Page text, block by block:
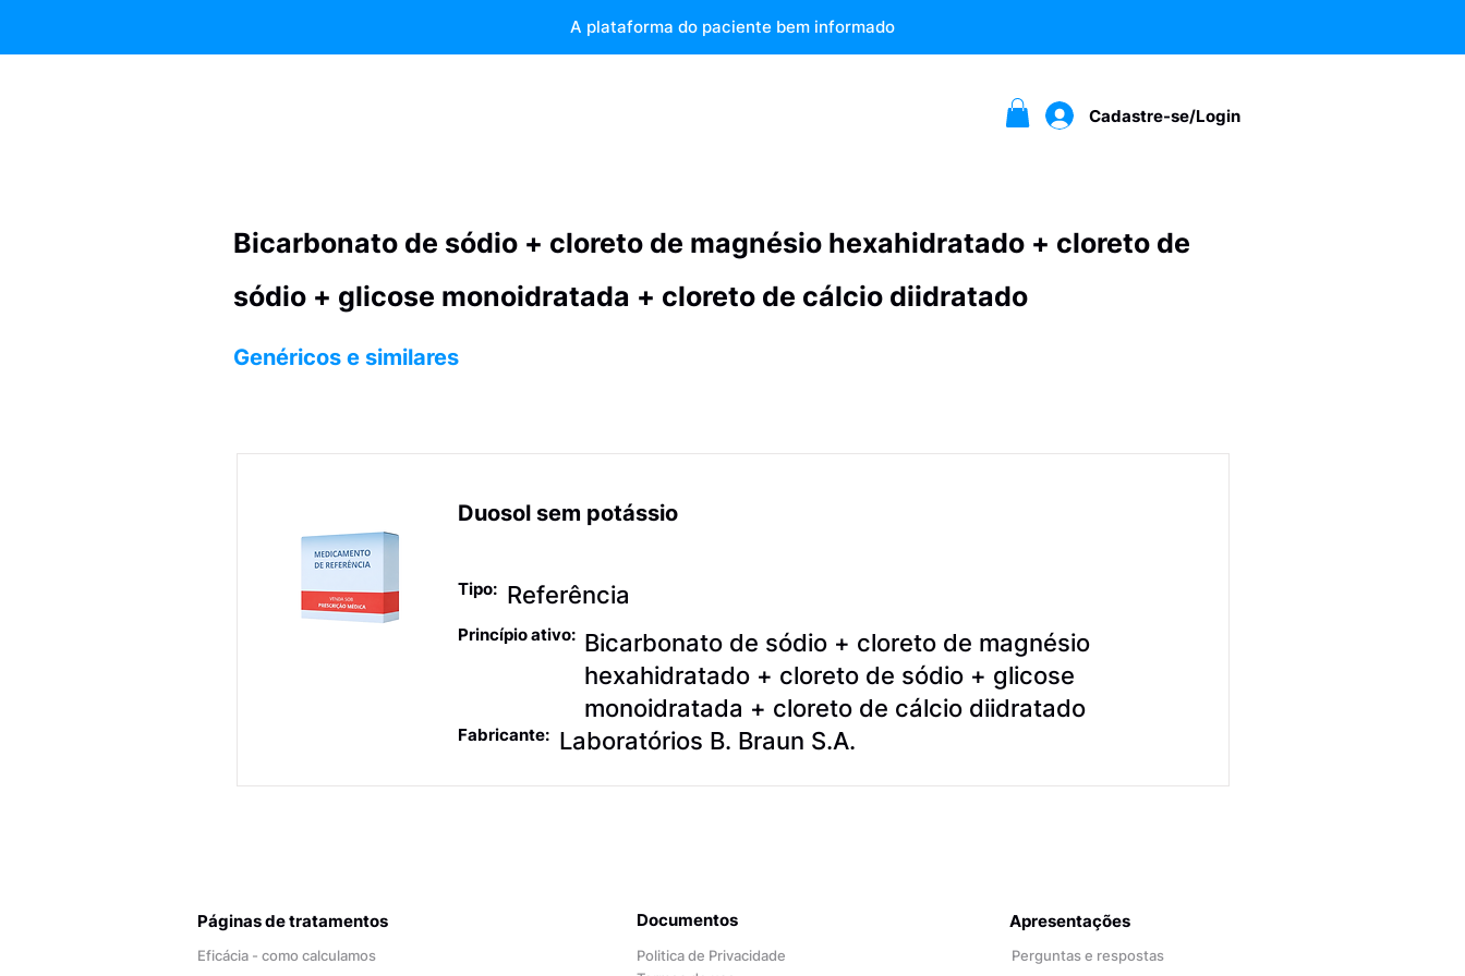
A plataforma do paciente bem informado
Cadastre-se/Login
Bicarbonato de sódio + cloreto de magnésio hexahidratado + cloreto de
sódio + glicose monoidratada + cloreto de cálcio diidratado
Genéricos e similares
Duosol sem potássio
Tipo: Referência
Princípio ativo: Bicarbonato de sódio + cloreto de magnésio
hexahidratado + cloreto de sódio + glicose
monoidratada + cloreto de cálcio diidratado
Fabricante: Laboratórios B. Braun S.A.
Páginas de tratamentos
Eficácia - como calculamos
Documentos
Politica de Privacidade
Apresentações
Perguntas e respostas